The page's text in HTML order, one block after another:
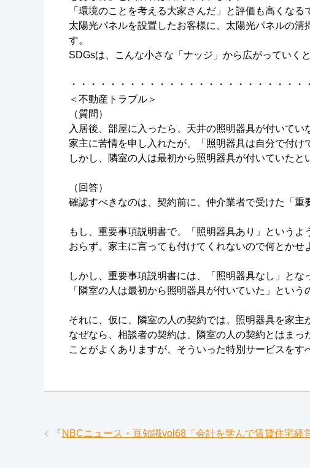
「環境のことを考える大家さんだ」と評価も高くな
太陽光パネルを設置したお客様に、太陽光パネルの
す。
SDGsは、こんな小さな「ナッジ」から広がっていく
・・・・・・・・・・・・・・・・・・・・・・・・
＜不動産トラブル＞
（質問）
入居後、部屋に入ったら、天井の照明器具が付いてい
家主に苦情を申し入れたが、「照明器具は自分で付け
しかし、隣室の人は最初から照明器具が付いていた
（回答）
確認すべきなのは、契約前に、仲介業者で受けた「重
もし、重要事項説明書で、「照明器具あり」という
おらず、家主に言っても付けてくれないので何とかせ
しかし、重要事項説明書には、「照明器具なし」と
「隣室の人は最初から照明器具が付いていた」とい
それに、仮に、隣室の人の契約では、照明器具を家
なぜなら、相談者の契約は、隣室の人の契約とはま
ことがよくありますが、そういった特別サービスをす
「 NBCニュース・豆知識vol68「会計を学んで賃貸住宅経